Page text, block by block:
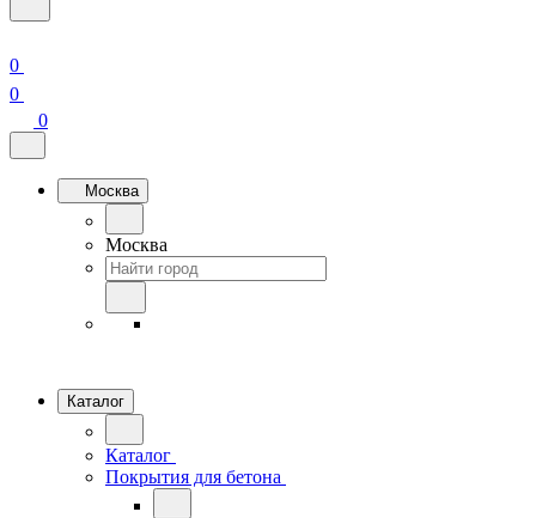
0
0
0
Москва
Москва
Каталог
Каталог
Покрытия для бетона